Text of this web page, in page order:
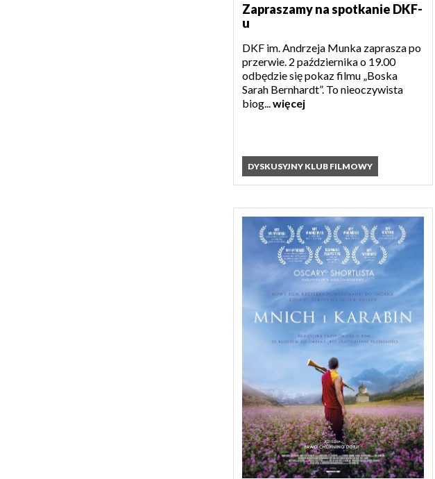
Zapraszamy na spotkanie DKF-
u
DKF im. Andrzeja Munka zaprasza po
przerwie. 2 października o 19.00
odbędzie się pokaz filmu „Boska
Sarah Bernhardt”. To nieoczywista
biog...więcej
DYSKUSYJNY KLUB FILMOWY